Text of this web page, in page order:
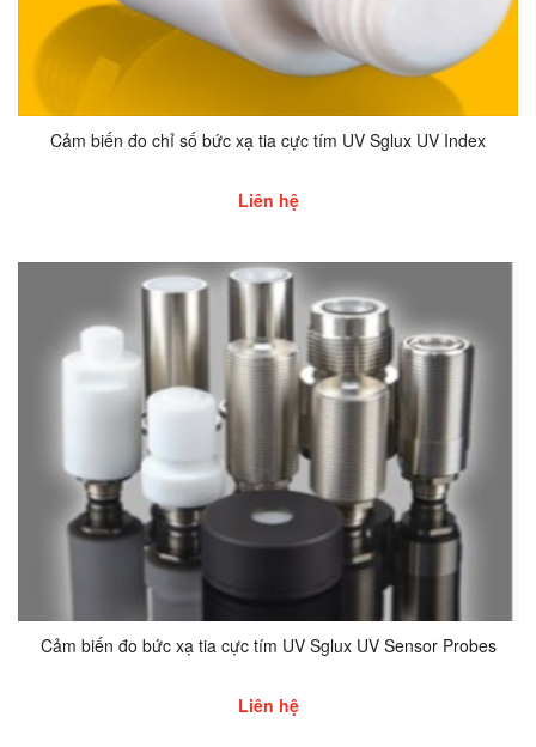
Cảm biến đo chỉ số bức xạ tia cực tím UV Sglux UV Index
Liên hệ
Cảm biến đo bức xạ tia cực tím UV Sglux UV Sensor Probes
Liên hệ